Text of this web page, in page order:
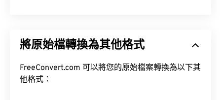
將原始檔轉換為其他格式
FreeConvert.com 可以將您的原始檔案轉換為以下其
他格式：